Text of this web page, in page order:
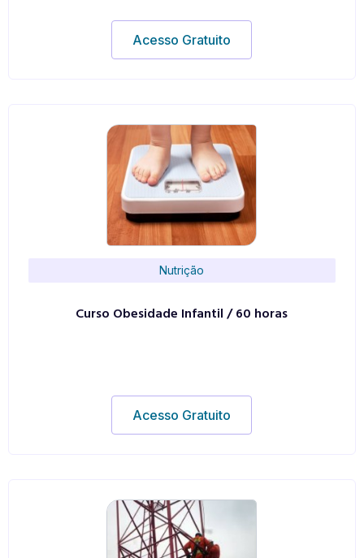
Acesso Gratuito
Nutrição
Curso Obesidade Infantil / 60 horas
Acesso Gratuito